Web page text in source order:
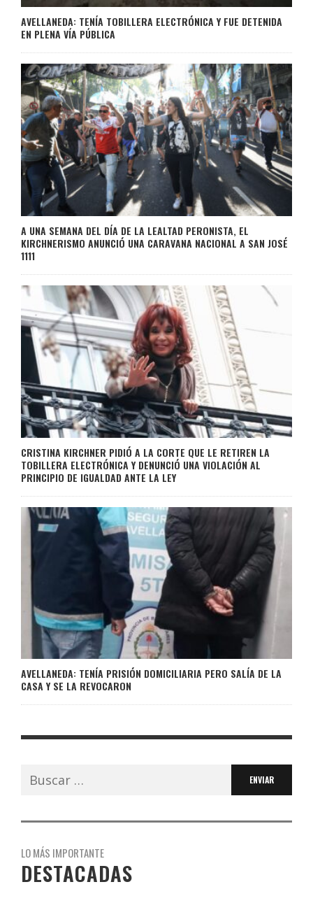
AVELLANEDA: TENÍA TOBILLERA ELECTRÓNICA Y FUE DETENIDA
EN PLENA VÍA PÚBLICA
A UNA SEMANA DEL DÍA DE LA LEALTAD PERONISTA, EL
KIRCHNERISMO ANUNCIÓ UNA CARAVANA NACIONAL A SAN JOSÉ
1111
CRISTINA KIRCHNER PIDIÓ A LA CORTE QUE LE RETIREN LA
TOBILLERA ELECTRÓNICA Y DENUNCIÓ UNA VIOLACIÓN AL
PRINCIPIO DE IGUALDAD ANTE LA LEY
AVELLANEDA: TENÍA PRISIÓN DOMICILIARIA PERO SALÍA DE LA
CASA Y SE LA REVOCARON
Buscar:
LO MÁS IMPORTANTE
DESTACADAS